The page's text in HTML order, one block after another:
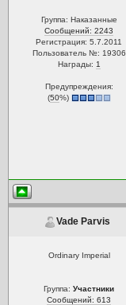
Группа: Наказанные
Сообщений: 2243
Регистрация: 5.7.2011
Пользователь №: 19306
Награды: 1
Предупреждения:
(50%)
Vade Parvis
Ordinary Imperial
Группа:Участники
Сообщений: 613